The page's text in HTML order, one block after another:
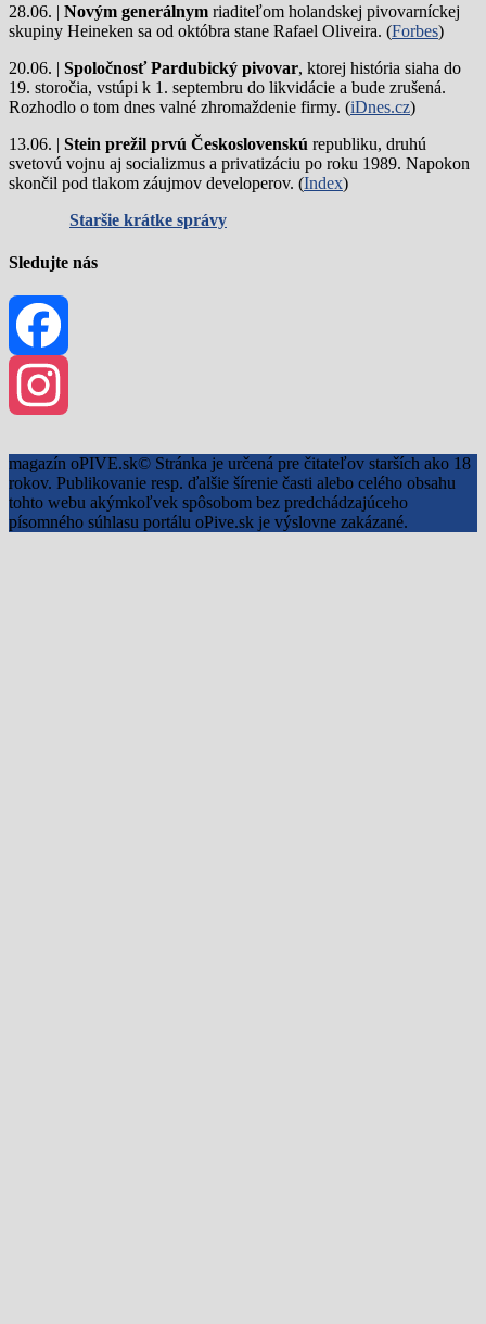
28.06. | Novým generálnym riaditeľom holandskej pivovarníckej
skupiny Heineken sa od októbra stane Rafael Oliveira. (Forbes)
20.06. | Spoločnosť Pardubický pivovar, ktorej história siaha do
19. storočia, vstúpi k 1. septembru do likvidácie a bude zrušená.
Rozhodlo o tom dnes valné zhromaždenie firmy. (iDnes.cz)
13.06. | Stein prežil prvú Československú republiku, druhú
svetovú vojnu aj socializmus a privatizáciu po roku 1989. Napokon
skončil pod tlakom záujmov developerov. (Index)
Staršie krátke správy
Sledujte nás
Facebook
magazín oPIVE.sk© Stránka je určená pre čitateľov starších ako 18
rokov. Publikovanie resp. ďalšie šírenie časti alebo celého obsahu
tohto webu akýmkoľvek spôsobom bez predchádzajúceho
písomného súhlasu portálu oPive.sk je výslovne zakázané.